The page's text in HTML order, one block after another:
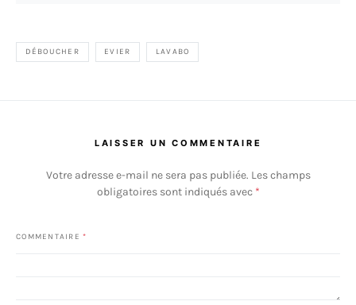
DÉBOUCHER EVIER LAVABO
LAISSER UN COMMENTAIRE
Votre adresse e-mail ne sera pas publiée. Les champs
obligatoires sont indiqués avec *
COMMENTAIRE *